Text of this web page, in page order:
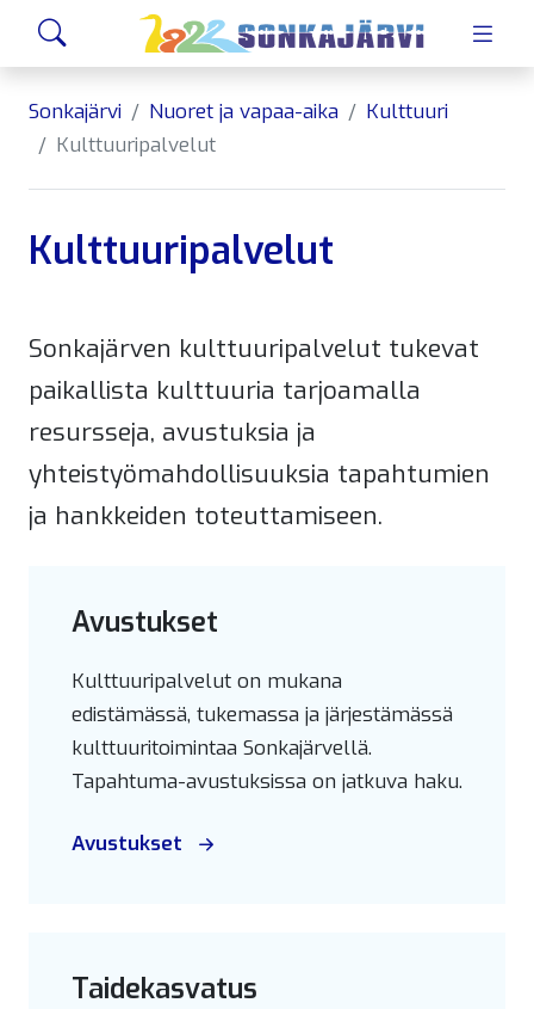
Siirry sivusisältöön
Sonkajärvi Nuoret ja vapaa-aika
Kulttuuri
Kulttuuripalvelut
Kulttuuripalvelut
Sonkajärven kulttuuripalvelut tukevat
paikallista kulttuuria tarjoamalla
resursseja, avustuksia ja
yhteistyömahdollisuuksia tapahtumien
ja hankkeiden toteuttamiseen.
Avustukset
Kulttuuripalvelut on mukana
edistämässä, tukemassa ja järjestämässä
kulttuuritoimintaa Sonkajärvellä.
Tapahtuma-avustuksissa on jatkuva haku.
Avustukset
Taidekasvatus